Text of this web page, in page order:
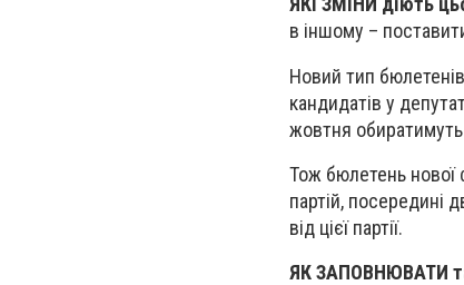
в іншому –
Новий тип
кандидатів у
жовтня обиратимуть
Тож бюлетень нової
партій, посередині
від цієї партії.
ЯК ЗАПОВНЮВАТИ